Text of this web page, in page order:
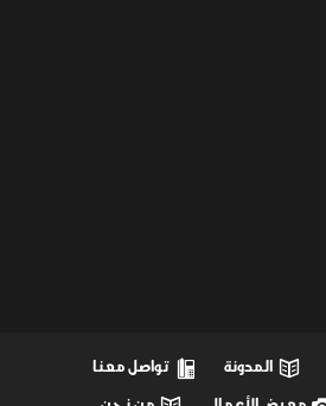
المدونة
تواصل معنا